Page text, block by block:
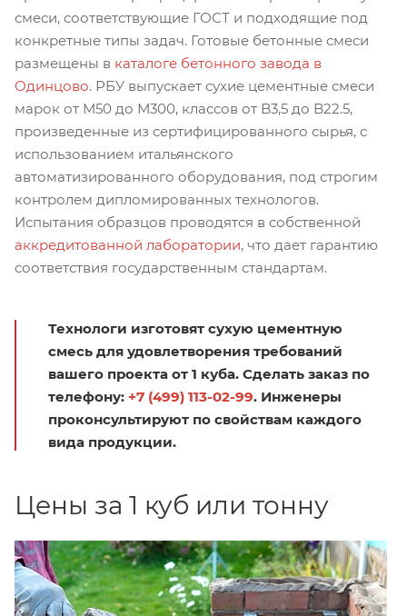
смеси, соответствующие ГОСТ и подходящие под
конкретные типы задач. Готовые бетонные смеси
размещены в каталоге бетонного завода в
Одинцово. РБУ выпускает сухие цементные смеси
марок от М50 до М300, классов от B3,5 до B22.5,
произведенные из сертифицированного сырья, с
использованием итальянского
автоматизированного оборудования, под строгим
контролем дипломированных технологов.
Испытания образцов проводятся в собственной
аккредитованной лаборатории, что дает гарантию
соответствия государственным стандартам.
Технологи изготовят сухую цементную
смесь для удовлетворения требований
вашего проекта от 1 куба. Сделать заказ по
телефону: +7 (499) 113-02-99. Инженеры
проконсультируют по свойствам каждого
вида продукции.
Цены за 1 куб или тонну